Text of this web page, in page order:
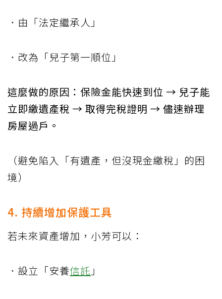
．由「法定繼承人」
．改為「兒子第一順位」
這麼做的原因：保險金能快速到位 → 兒子能
立即繳遺產稅 → 取得完稅證明 → 儘速辦理
房屋過戶。
（避免陷入「有遺產，但沒現金繳稅」的困
境）
4. 持續增加保護工具
若未來資產增加，小芳可以：
．設立「安養信託 」